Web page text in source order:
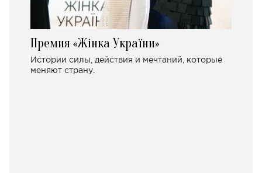
Премия «Жінка України»
Истории силы, действия и мечтаний, которые
меняют страну.